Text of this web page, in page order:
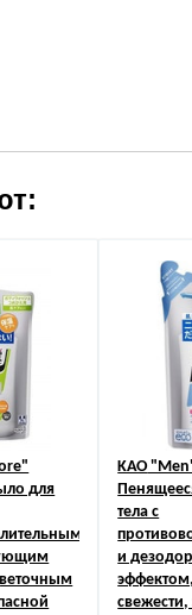
для
KAO
тела с
и